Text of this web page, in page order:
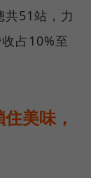
51站，力
占10%至
美味，